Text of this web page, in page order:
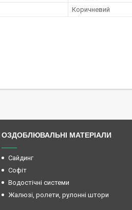
Коричневий
ОЗДОБЛЮВАЛЬНІ МАТЕРІАЛИ
Сайдинг
Софіт
Водостічні системи
Жалюзі, ролети, рулонні штори